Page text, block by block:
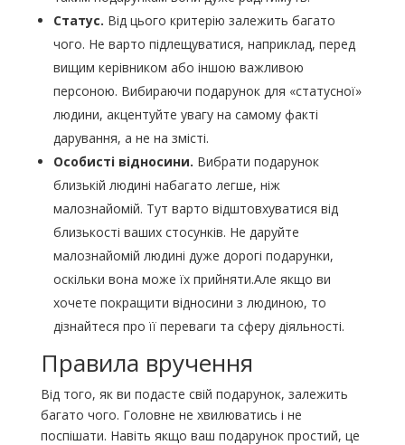
Статус. Від цього критерію залежить багато
чого. Не варто підлещуватися, наприклад, перед
вищим керівником або іншою важливою
персоною. Вибираючи подарунок для «статусної»
людини, акцентуйте увагу на самому факті
дарування, а не на змісті.
Особисті відносини. Вибрати подарунок
близькій людині набагато легше, ніж
малознайомій. Тут варто відштовхуватися від
близькості ваших стосунків. Не даруйте
малознайомій людині дуже дорогі подарунки,
оскільки вона може їх прийняти.Але якщо ви
хочете покращити відносини з людиною, то
дізнайтеся про її переваги та сферу діяльності.
Правила вручення
Від того, як ви подасте свій подарунок, залежить
багато чого. Головне не хвилюватись і не
поспішати. Навіть якщо ваш подарунок простий, це